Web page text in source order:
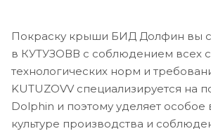
Покраску крыши БИД Долфин вы
в КУТУЗОВВ с соблюдением всех
технологических норм и
KUTUZOVV специализируется на
Dolphin и поэтому уделяет особое
культуре производства и